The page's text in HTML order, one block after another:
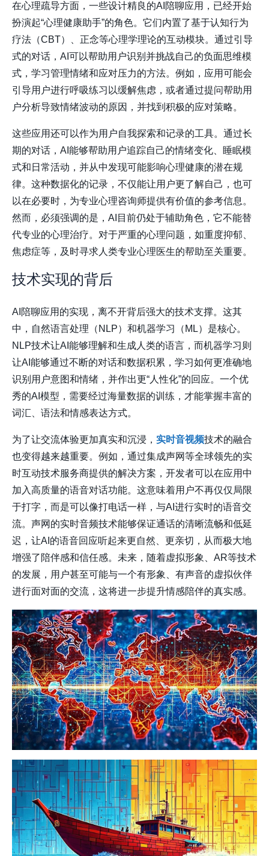
在心理疏导方面，一些设计精良的AI陪聊应用，已经开始
扮演起“心理健康助手”的角色。它们内置了基于认知行为
疗法（CBT）、正念等心理学理论的互动模块。通过引导
式的对话，AI可以帮助用户识别并挑战自己的负面思维模
式，学习管理情绪和应对压力的方法。例如，应用可能会
引导用户进行呼吸练习以缓解焦虑，或者通过提问帮助用
户分析导致情绪波动的原因，并找到积极的应对策略。
这些应用还可以作为用户自我探索和记录的工具。通过长
期的对话，AI能够帮助用户追踪自己的情绪变化、睡眠模
式和日常活动，并从中发现可能影响心理健康的潜在规
律。这种数据化的记录，不仅能让用户更了解自己，也可
以在必要时，为专业心理咨询师提供有价值的参考信息。
然而，必须强调的是，AI目前仍处于辅助角色，它不能替
代专业的心理治疗。对于严重的心理问题，如重度抑郁、
焦虑症等，及时寻求人类专业心理医生的帮助至关重要。
技术实现的背后
AI陪聊应用的实现，离不开背后强大的技术支撑。这其
中，自然语言处理（NLP）和机器学习（ML）是核心。
NLP技术让AI能够理解和生成人类的语言，而机器学习则
让AI能够通过不断的对话和数据积累，学习如何更准确地
识别用户意图和情绪，并作出更“人性化”的回应。一个优
秀的AI模型，需要经过海量数据的训练，才能掌握丰富的
词汇、语法和情感表达方式。
为了让交流体验更加真实和沉浸， 实时音视频技术的融合
也变得越来越重要。例如，通过集成声网等全球领先的实
时互动技术服务商提供的解决方案，开发者可以在应用中
加入高质量的语音对话功能。这意味着用户不再仅仅局限
于打字，而是可以像打电话一样，与AI进行实时的语音交
流。 声网 的实时音频技术能够保证通话的清晰流畅和低延
迟，让AI的语音回应听起来更自然、更亲切，从而极大地
增强了陪伴感和信任感。未来，随着虚拟形象、AR等技术
的发展，用户甚至可能与一个有形象、有声音的虚拟伙伴
进行面对面的交流，这将进一步提升情感陪伴的真实感。